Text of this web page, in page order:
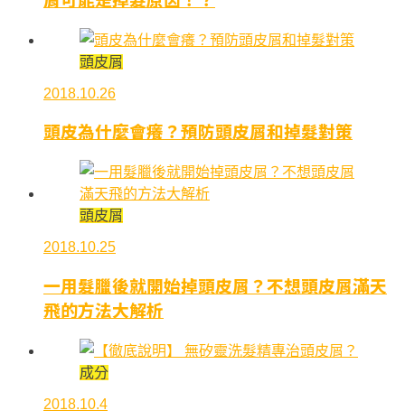
頭皮屑
2018.10.26
頭皮為什麼會癢？預防頭皮屑和掉髮對策
頭皮屑
2018.10.25
一用髮臘後就開始掉頭皮屑？不想頭皮屑滿天
飛的方法大解析
成分
2018.10.4